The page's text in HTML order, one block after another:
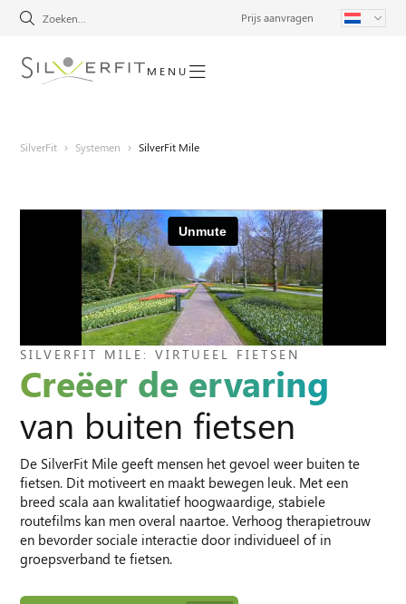
Prijs aanvragen
MENU
SilverFit › Systemen › SilverFit Mile
SILVERFIT MILE: VIRTUEEL FIETSEN
Creëer de ervaring
van buiten fietsen
De SilverFit Mile geeft mensen het gevoel weer buiten te
fietsen. Dit motiveert en maakt bewegen leuk. Met een
breed scala aan kwalitatief hoogwaardige, stabiele
routefilms kan men overal naartoe. Verhoog therapietrouw
en bevorder sociale interactie door individueel of in
groepsverband te fietsen.